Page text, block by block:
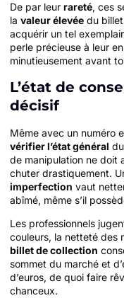
De par leur rareté, ces
la valeur élevée du
acquérir un tel
perle précieuse à leur
minutieusement avant
L’état de
décisif
Même avec un numéro
vérifier l’état général
de manipulation ne doit
chuter drastiquement.
imperfection vaut
abîmé, même s’il
Les professionnels
couleurs, la netteté des
billet de collection
sommet du marché et
d’euros, de quoi faire
chanceux.